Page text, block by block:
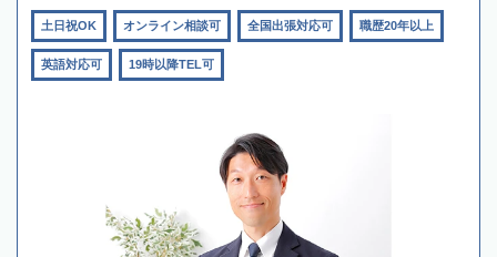
土日祝OK オンライン相談可 全国出張対応可 職歴20年以上
英語対応可 19時以降TEL可